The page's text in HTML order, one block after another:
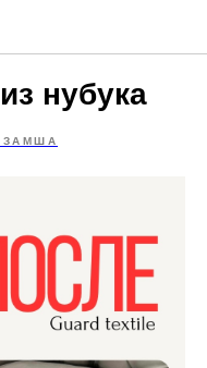
нубука